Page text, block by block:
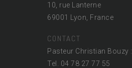
10, rue Lanterne
69001 Lyon, France
CONTACT
Pasteur Christian Bouzy :
Tel. 04 78 27 77 55